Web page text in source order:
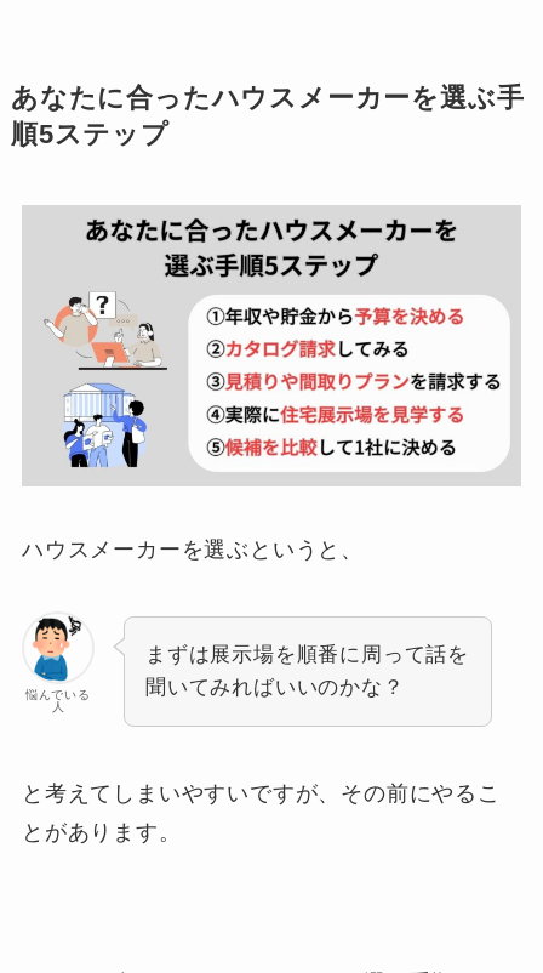
あなたに合ったハウスメーカーを選ぶ手
順5ステップ
ハウスメーカーを選ぶというと、
悩んでいる
人
まずは展示場を順番に周って話を
聞いてみればいいのかな？
と考えてしまいやすいですが、その前にやるこ
とがあります。